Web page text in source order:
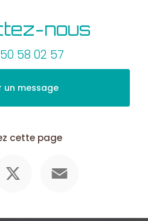
nous
58 02 57
un message
cette page